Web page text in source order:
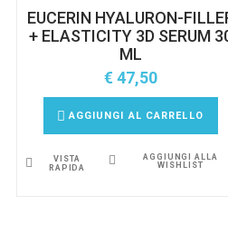
EUCERIN HYALURON-
+ ELASTICITY 3D SERUM
ML
€47,50
AGGIUNGI AL CARRELLO
VISTA
RAPIDA
AGGIUNGI ALLA
WISHLIST